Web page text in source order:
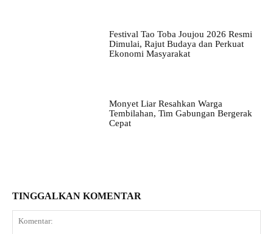
Festival Tao Toba Joujou 2026 Resmi
Dimulai, Rajut Budaya dan Perkuat
Ekonomi Masyarakat
Monyet Liar Resahkan Warga
Tembilahan, Tim Gabungan Bergerak
Cepat
TINGGALKAN KOMENTAR